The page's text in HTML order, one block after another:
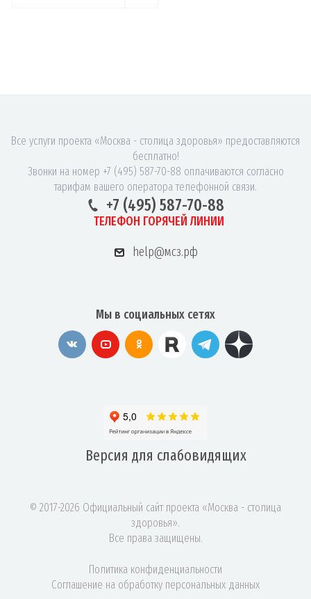
Все услуги проекта «Москва - столица здоровья» предоставляются
бесплатно!
Звонки на номер +7 (495) 587-70-88 оплачиваются согласно
тарифам вашего оператора телефонной связи.
+7 (495) 587-70-88
ТЕЛЕФОН ГОРЯЧЕЙ ЛИНИИ
help@мсз.рф
Мы в социальных сетях
Версия для слабовидящих
© 2017-2026 Официальный сайт проекта «Москва - столица
здоровья».
Все права защищены.
Политика конфиденциальности
Соглашение на обработку персональных данных